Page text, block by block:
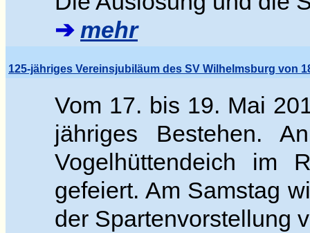
➔ mehr
125-jähriges Vereinsjubiläum des SV Wilhelmsburg von
Vom 17. bis 19. Mai
jähriges Bestehen.
Vogelhüttendeich im
gefeiert. Am Samstag
der Spartenvorstellung